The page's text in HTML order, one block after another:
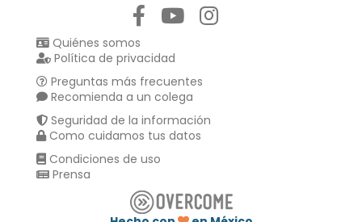
Quiénes somos
Política de privacidad
Preguntas más frecuentes
Recomienda a un colega
Seguridad de la información
Como cuidamos tus datos
Condiciones de uso
Prensa